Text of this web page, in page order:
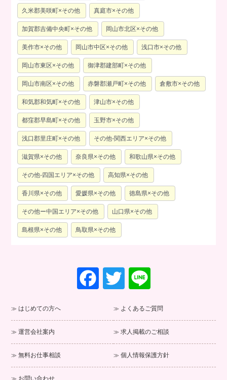
久米郡美咲町×その他 真庭市×その他
加賀郡吉備中央町×その他 岡山市北区×その他
美作市×その他 岡山市中区×その他 浅口市×その他
岡山市東区×その他 御津郡建部町×その他
岡山市南区×その他 赤磐郡瀬戸町×その他 倉敷市×その他
和気郡和気町×その他 津山市×その他
都窪郡早島町×その他 玉野市×その他
浅口郡里庄町×その他 その他-関西エリア×その他
滋賀県×その他 奈良県×その他 和歌山県×その他
その他-四国エリア×その他 高知県×その他
香川県×その他 愛媛県×その他 徳島県×その他
その他ー中国エリア×その他 山口県×その他
島根県×その他 鳥取県×その他
F
a
e
b
o
T
wi
tt
er
e
はじめての方へ よくあるご質問
運営会社案内 求人掲載のご相談
無料お仕事相談 個人情報保護方針